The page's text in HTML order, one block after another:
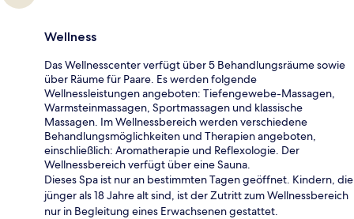
Wellness
Das Wellnesscenter verfügt über 5 Behandlungsräume sowie
über Räume für Paare. Es werden folgende
Wellnessleistungen angeboten: Tiefengewebe-Massagen,
Warmsteinmassagen, Sportmassagen und klassische
Massagen. Im Wellnessbereich werden verschiedene
Behandlungsmöglichkeiten und Therapien angeboten,
einschließlich: Aromatherapie und Reflexologie. Der
Wellnessbereich verfügt über eine Sauna.
Dieses Spa ist nur an bestimmten Tagen geöffnet. Kindern, die
jünger als 18 Jahre alt sind, ist der Zutritt zum Wellnessbereich
nur in Begleitung eines Erwachsenen gestattet.